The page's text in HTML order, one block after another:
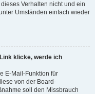
Verhalten nicht und ein
Umständen einfach wieder
klicke, werde ich
E-Mail-Funktion für
von der Board-
soll den Missbrauch